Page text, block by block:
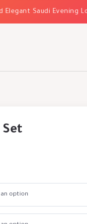
Saudi Evening Looks
Set